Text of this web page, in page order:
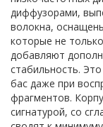
диффузорами,
волокна,
которые не
добавляют
стабильность.
бас даже при
фрагментов.
сигнатурой, со